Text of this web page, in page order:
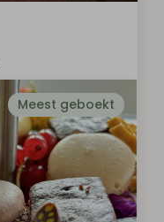
Meest geboekt